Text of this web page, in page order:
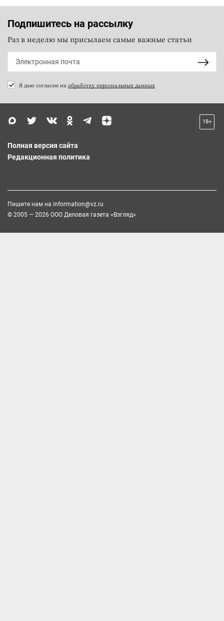
Подпишитесь на рассылку
Раз в неделю мы присылаем самые важные статьи
Я даю согласие на обработку персональных данных
18+
Полная версия сайта
Редакционная политика
Пишите нам на information@vz.ru
© 2005 — 2026 ООО Деловая газета «Взгляд»